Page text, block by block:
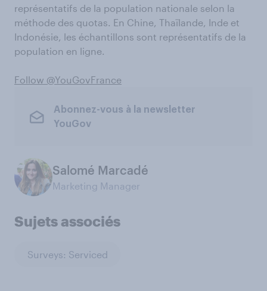
représentatifs de la population nationale selon la
méthode des quotas. En Chine, Thaïlande, Inde et
Indonésie, les échantillons sont représentatifs de la
population en ligne.
Follow @YouGovFrance
Abonnez-vous à la newsletter
YouGov
Salomé Marcadé
Marketing Manager
Sujets associés
Surveys: Serviced